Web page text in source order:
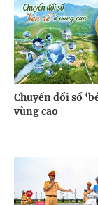
Chuyển đổi số
vùng cao